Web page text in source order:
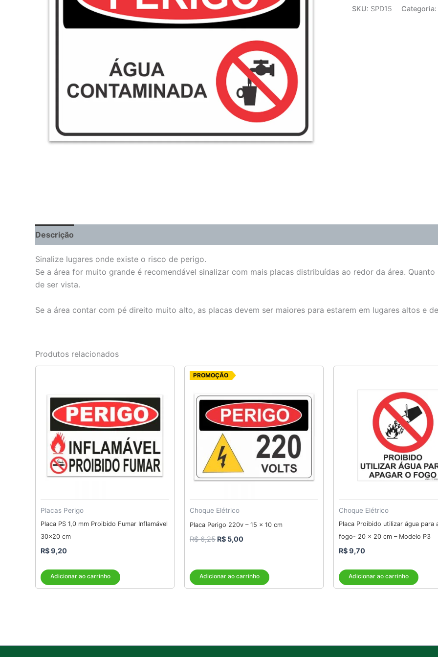
SKU: SPD15 Categoria:
Descrição
Sinalize lugares onde existe o risco de perigo.
Se a área for muito grande é recomendável sinalizar com mais placas distribuídas ao redor da área.
de ser vista.
Se a área contar com pé direito muito alto, as placas devem ser maiores para estarem em lugares altos e
Produtos relacionados
Placas Perigo
Placa PS 1,0 mm Proibido Fumar Inflamável
30×20 cm
R$9,20
Adicionar ao carrinho
PROMOÇÃO
Choque Elétrico
Placa Perigo 220v – 15 x 10 cm
R$6,25
O
preço
era:
R$ 6,25.
R$ 5,00
é:
R$ 5,00.
Adicionar ao carrinho
Choque Elétrico
Placa Proibido utilizar água para
fogo- 20 x 20 cm – Modelo P3
R$9,70
Adicionar ao carrinho